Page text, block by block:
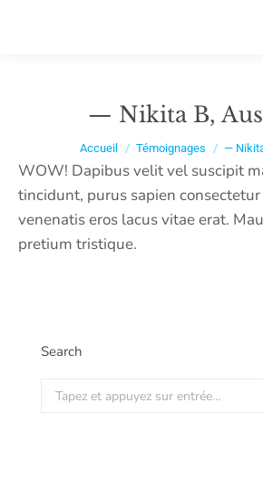
— Nikita B,
Vous êtes ici :
Accueil Témoignages —
WOW! Dapibus velit vel suscipit
tincidunt, purus sapien
venenatis eros lacus vitae erat.
pretium tristique.
Search
Recherche